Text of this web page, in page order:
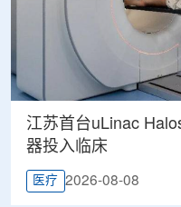
江苏首台uLinac
器投入临床
医疗 2026-08-08